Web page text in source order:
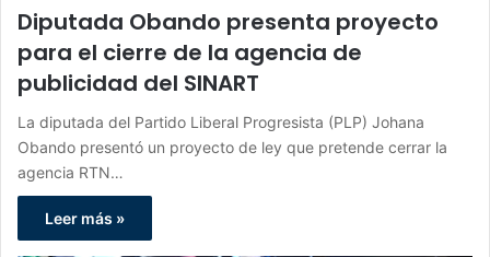
Diputada Obando presenta proyecto
para el cierre de la agencia de
publicidad del SINART
La diputada del Partido Liberal Progresista (PLP) Johana
Obando presentó un proyecto de ley que pretende cerrar la
agencia RTN…
Leer más »